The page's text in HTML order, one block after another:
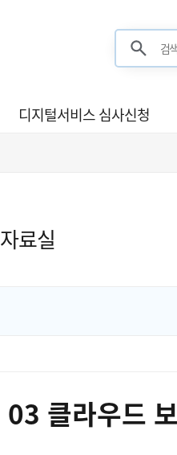
검
디지털서비스 심사신청
자료실
03 클라우드